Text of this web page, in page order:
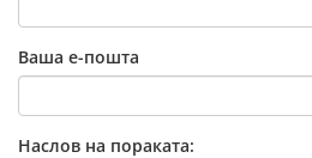
Ваша е-пошта
Наслов на пораката: